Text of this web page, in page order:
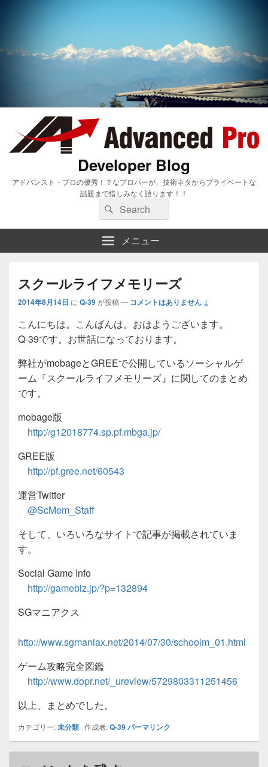
Developer Blog
アドバンスト・プロの優秀！？なプロパーが、技術ネタからプライベートな
話題まで惜しみなく語ります！！
検
索:
検
索
メニュー
スクールライフメモリーズ
2014年8月14日 に Q-39が投稿 — コメントはありません ↓
こんにちは。こんばんは。おはようございます。
Q-39です。お世話になっております。
弊社がmobageとGREEで公開しているソーシャルゲ
ーム『スクールライフメモリーズ』に関してのまとめ
です。
mobage版
http://g12018774.sp.pf.mbga.jp/
GREE版
http://pf.gree.net/60543
運営Twitter
@ScMem_Staff
そして、いろいろなサイトで記事が掲載されていま
す。
Social Game Info
http://gamebiz.jp/?p=132894
SGマニアクス
http://www.sgmaniax.net/2014/07/30/schoolm_01.html
ゲーム攻略完全図鑑
http://www.dopr.net/_ureview/5729803311251456
以上、まとめでした。
カテゴリー:未分類 作成者:Q-39パーマリンク